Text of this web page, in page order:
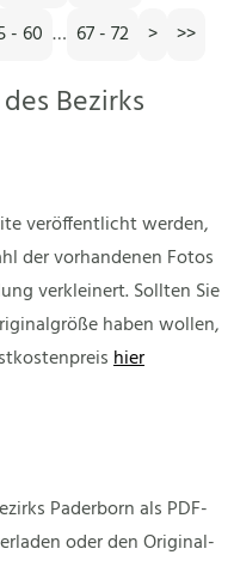
- 60 … 67 - 72 > >>
Bezirks
veröffentlicht werden,
der vorhandenen Fotos
verkleinert. Sollten Sie
haben wollen,
hier
Paderborn als PDF-
oder den Original-